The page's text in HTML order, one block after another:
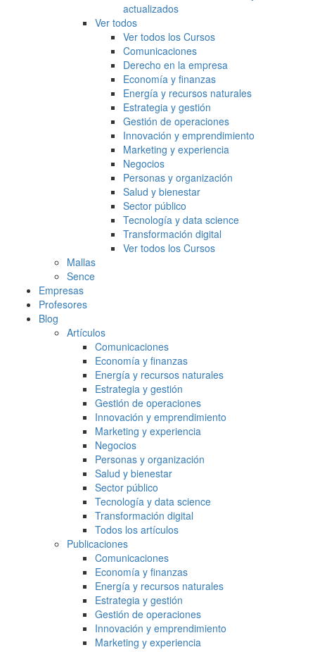
actualizados
Ver todos
Ver todos los Cursos
Comunicaciones
Derecho en la empresa
Economía y finanzas
Energía y recursos naturales
Estrategia y gestión
Gestión de operaciones
Innovación y emprendimiento
Marketing y experiencia
Negocios
Personas y organización
Salud y bienestar
Sector público
Tecnología y data science
Transformación digital
Ver todos los Cursos
Mallas
Sence
Empresas
Profesores
Blog
Artículos
Comunicaciones
Economía y finanzas
Energía y recursos naturales
Estrategia y gestión
Gestión de operaciones
Innovación y emprendimiento
Marketing y experiencia
Negocios
Personas y organización
Salud y bienestar
Sector público
Tecnología y data science
Transformación digital
Todos los artículos
Publicaciones
Comunicaciones
Economía y finanzas
Energía y recursos naturales
Estrategia y gestión
Gestión de operaciones
Innovación y emprendimiento
Marketing y experiencia